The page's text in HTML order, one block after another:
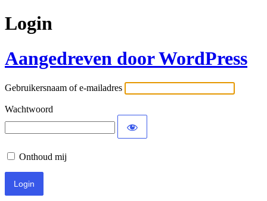
Login
Aangedreven door WordPress
Gebruikersnaam of e-mailadres
Wachtwoord
Onthoud mij